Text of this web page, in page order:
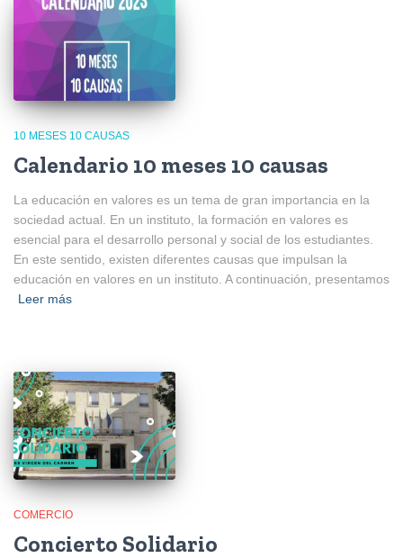
10 MESES 10 CAUSAS
Calendario 10 meses 10 causas
La educación en valores es un tema de gran importancia en la
sociedad actual. En un instituto, la formación en valores es
esencial para el desarrollo personal y social de los estudiantes.
En este sentido, existen diferentes causas que impulsan la
educación en valores en un instituto. A continuación, presentamos
Leer más
COMERCIO
Concierto Solidario